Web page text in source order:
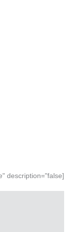
[wpforms id="1079" title="false" description="false"]